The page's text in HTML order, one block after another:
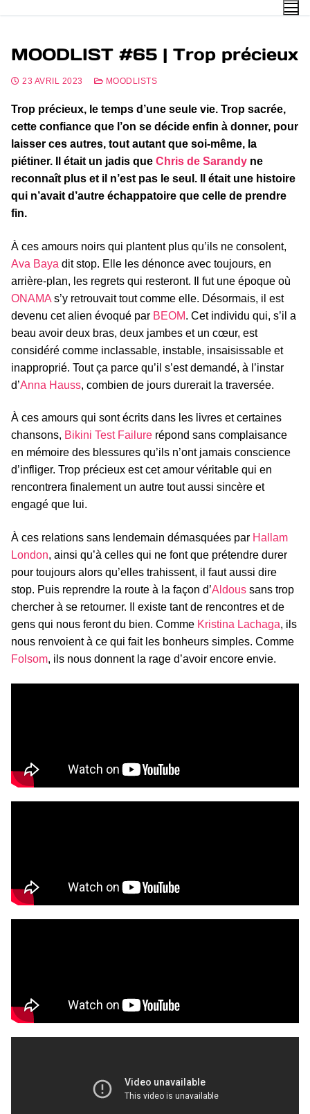
MOODLIST #65 | Trop précieux
23 AVRIL 2023 MOODLISTS
Trop précieux, le temps d’une seule vie. Trop sacrée,
cette confiance que l’on se décide enfin à donner, pour
laisser ces autres, tout autant que soi-même, la
piétiner. Il était un jadis que Chris de Sarandy ne
reconnaît plus et il n’est pas le seul. Il était une histoire
qui n’avait d’autre échappatoire que celle de prendre
fin.
À ces amours noirs qui plantent plus qu’ils ne consolent,
Ava Baya dit stop. Elle les dénonce avec toujours, en
arrière-plan, les regrets qui resteront. Il fut une époque où
ONAMA s’y retrouvait tout comme elle. Désormais, il est
devenu cet alien évoqué par BEOM. Cet individu qui, s’il a
beau avoir deux bras, deux jambes et un cœur, est
considéré comme inclassable, instable, insaisissable et
inapproprié. Tout ça parce qu’il s’est demandé, à l’instar
d’Anna Hauss, combien de jours durerait la traversée.
À ces amours qui sont écrits dans les livres et certaines
chansons, Bikini Test Failure répond sans complaisance
en mémoire des blessures qu’ils n’ont jamais conscience
d’infliger. Trop précieux est cet amour véritable qui en
rencontrera finalement un autre tout aussi sincère et
engagé que lui.
À ces relations sans lendemain démasquées par Hallam
London, ainsi qu’à celles qui ne font que prétendre durer
pour toujours alors qu’elles trahissent, il faut aussi dire
stop. Puis reprendre la route à la façon d’Aldous sans trop
chercher à se retourner. Il existe tant de rencontres et de
gens qui nous feront du bien. Comme Kristina Lachaga, ils
nous renvoient à ce qui fait les bonheurs simples. Comme
Folsom, ils nous donnent la rage d’avoir encore envie.